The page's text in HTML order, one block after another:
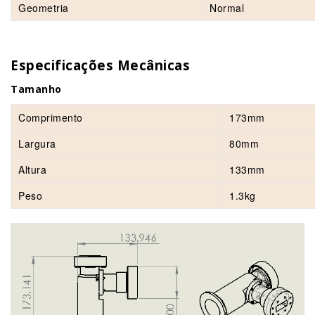
Geometria
Normal
Especificações Mecânicas
Tamanho
Comprimento
173mm
Largura
80mm
Altura
133mm
Peso
1.3kg